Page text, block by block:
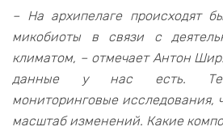
– На архипелаге происходят
микобиоты в связи с
климатом, – отмечает Антон
данные у нас есть.
мониторинговые исследования,
масштаб изменений. Какие